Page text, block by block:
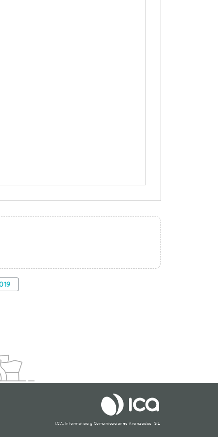
I.C.A. Informática y Comunicaciones Avanzadas, S.L.